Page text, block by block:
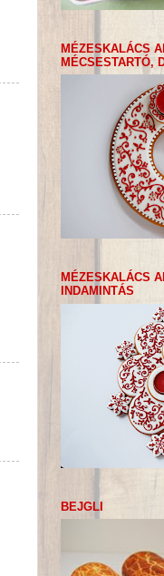
MÉZESKALÁCS
MÉCSESTARTÓ,
MÉZESKALÁCS
INDAMINTÁS
BEJGLI